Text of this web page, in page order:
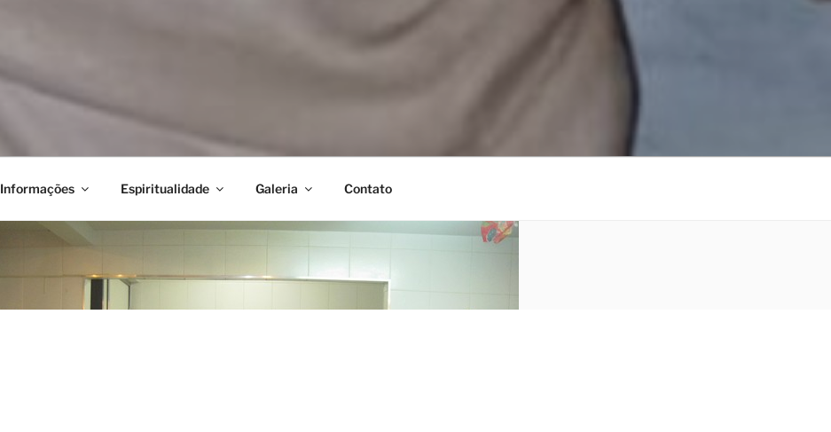
Informações Espiritualidade Galeria Contato